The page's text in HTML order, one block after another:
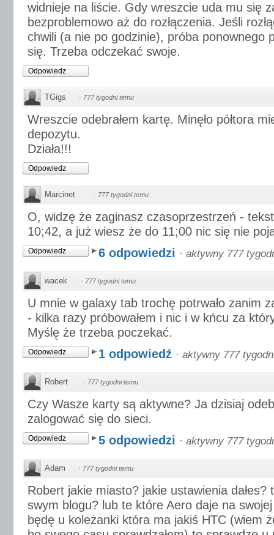
widnieje na liście. Gdy wreszcie uda mu się
bezproblemowo aż do rozłączenia. Jeśli
chwili (a nie po godzinie), próba ponownego
się. Trzeba odczekać swoje.
Odpowiedz
TGigs · 777 tygodni temu
Wreszcie odebrałem kartę. Minęło półtora
depozytu.
Działa!!!
Odpowiedz
Marcinet · 777 tygodni temu
O, widzę że zaginasz czasoprzestrzeń -
10;42, a już wiesz że do 11;00 nic się nie
Odpowiedz 6 odpowiedzi · aktywny 777
wacek · 777 tygodni temu
U mnie w galaxy tab trochę potrwało zanim
- kilka razy próbowałem i nic i w kńcu za
Myślę że trzeba poczekać.
Odpowiedz 1 odpowiedź · aktywny 777
Robert · 777 tygodni temu
Czy Wasze karty są aktywne? Ja dzisiaj
zalogować się do sieci.
Odpowiedz 5 odpowiedzi · aktywny 777
Adam · 777 tygodni temu
Robert jakie miasto? jakie ustawienia dałes?
swym blogu? lub te które Aero daje na
będę u koleżanki która ma jakiś HTC (wiem